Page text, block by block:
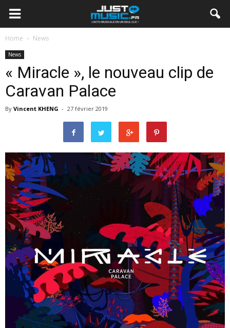
Home News
News
« Miracle », le nouveau clip de
Caravan Palace
By Vincent KHENG - 27 février 2019